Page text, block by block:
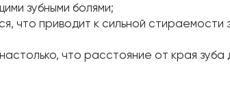
зубными болями;
что приводит к сильной
что расстояние от края